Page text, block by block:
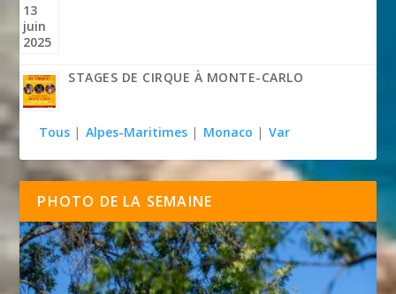
STAGES DE CIRQUE À MONTE-CARLO
Tous | Alpes-Maritimes | Monaco | Var
PHOTO DE LA SEMAINE